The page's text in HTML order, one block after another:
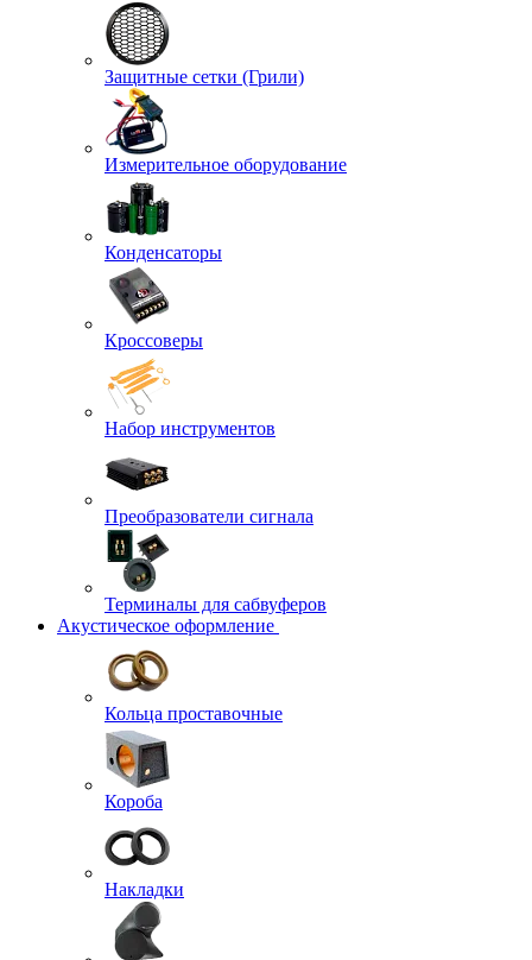
Защитные сетки (Грили)
Измерительное оборудование
Конденсаторы
Кроссоверы
Набор инструментов
Преобразователи сигнала
Терминалы для сабвуферов
Акустическое оформление
Кольца проставочные
Короба
Накладки